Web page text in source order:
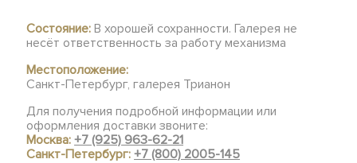
Состояние: В хорошей сохранности. Галерея не
несёт ответственность за работу механизма
Местоположение:
Санкт-Петербург, галерея Трианон
Для получения подробной информации или
оформления доставки звоните:
Москва:+7 (925) 963-62-21
Санкт-Петербург:+7 (800) 2005-145